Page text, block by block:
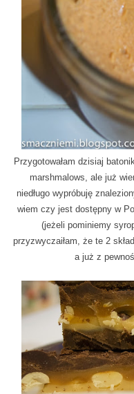
Przygotowałam dzisiaj
marshmalows, ale już
niedługo wypróbuję
wiem czy jest dostępny w
(jeżeli pominiemy
przyzwyczaiłam, że te 2
a już z